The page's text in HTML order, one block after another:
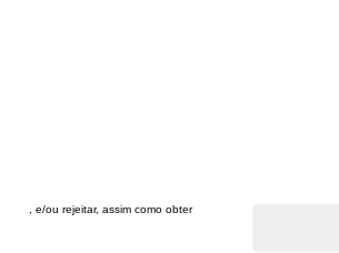
, e/ou rejeitar, assim como obter